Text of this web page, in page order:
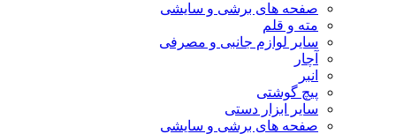
صفحه های برشی و سایشی
مته و قلم
سایر لوازم جانبی و مصرفی
آچار
انبر
پیچ گوشتی
سایر ابزار دستی
صفحه های برشی و سایشی